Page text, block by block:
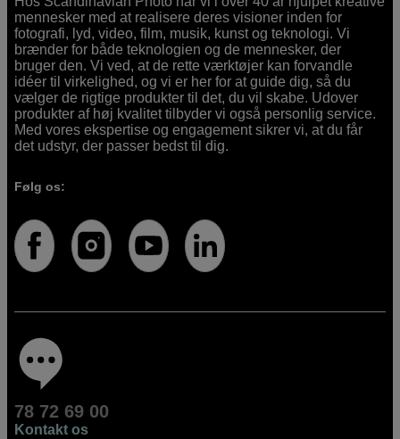
mennesker med at realisere deres visioner inden for
fotografi, lyd, video, film, musik, kunst og teknologi. Vi
brænder for både teknologien og de mennesker, der
bruger den. Vi ved, at de rette værktøjer kan forvandle
idéer til virkelighed, og vi er her for at guide dig, så du
vælger de rigtige produkter til det, du vil skabe. Udover
produkter af høj kvalitet tilbyder vi også personlig service.
Med vores ekspertise og engagement sikrer vi, at du får
det udstyr, der passer bedst til dig.
Følg os:
78 72 69 00
Kontakt os